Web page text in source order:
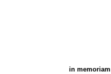
in memoriam